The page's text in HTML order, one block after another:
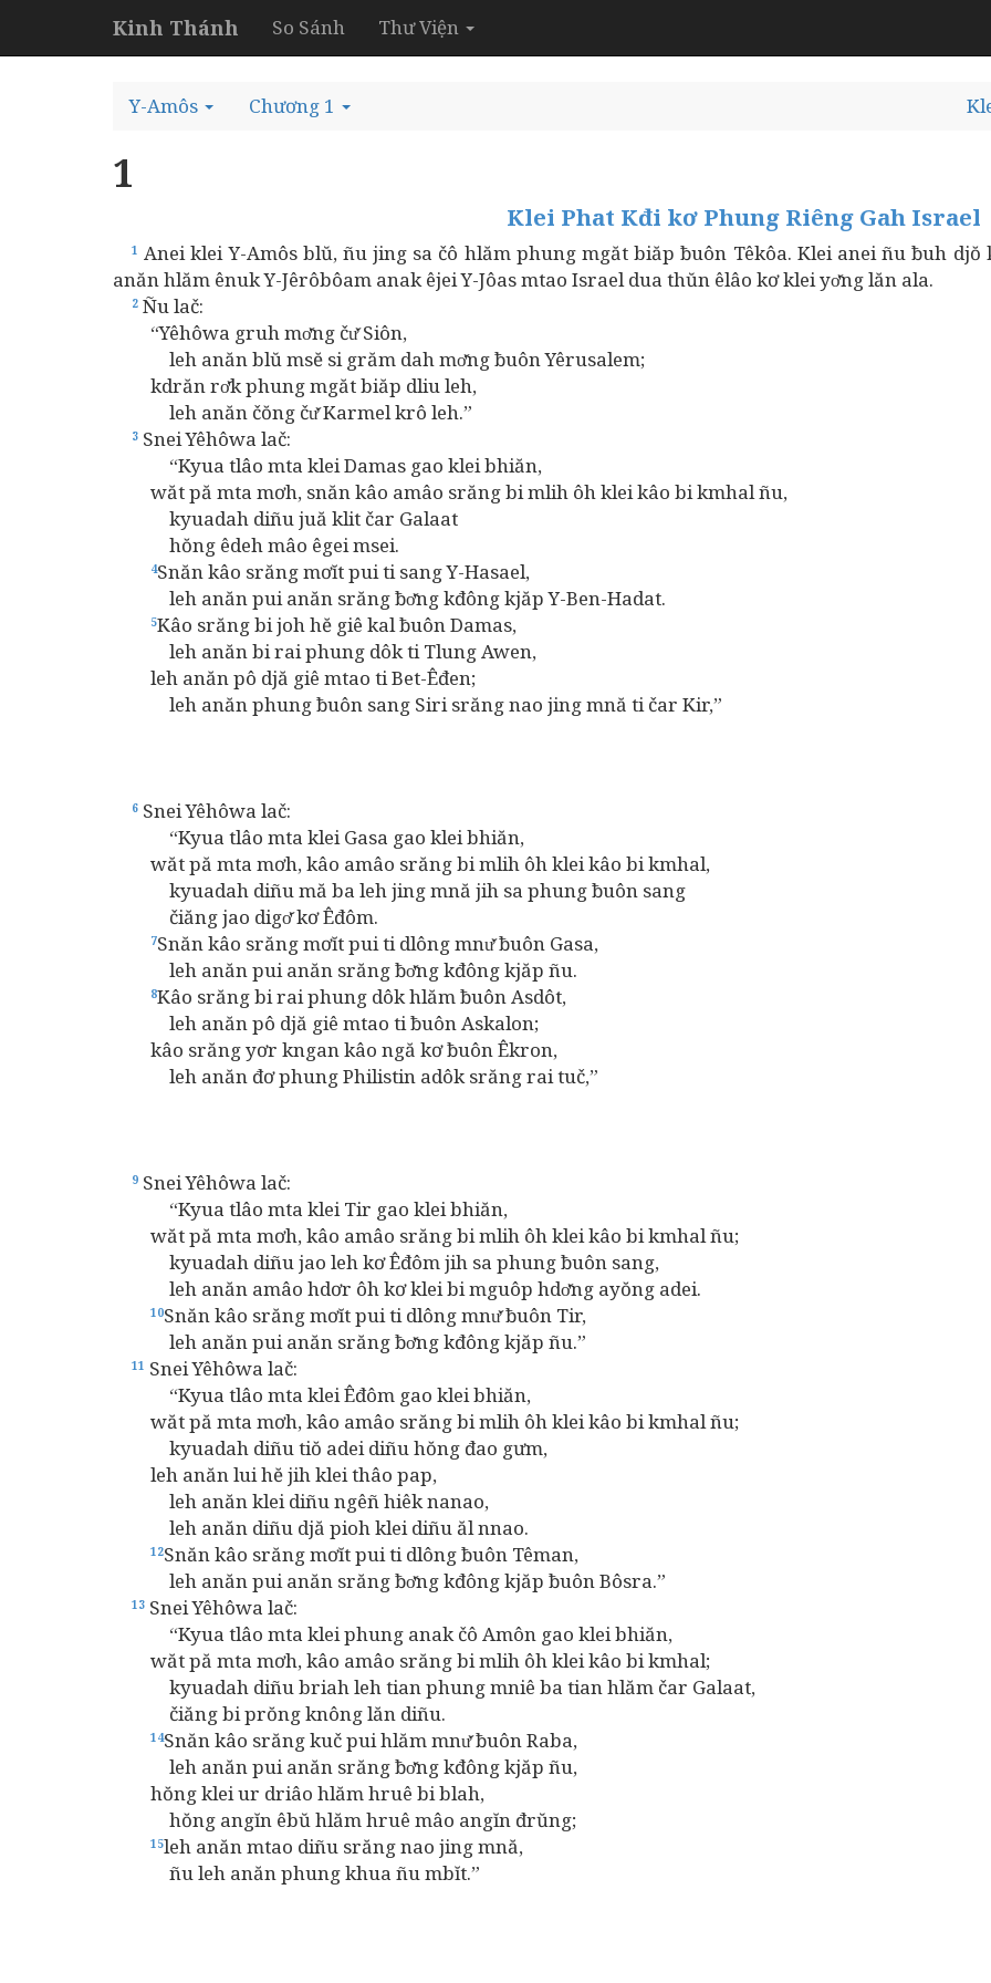
Kinh Thánh So Sánh Thư Viện
Y-Amôs Chương 1
1
Klei Phat Kđi kơ Phung Riêng Gah Israel
1 Anei klei Y-Amôs blŭ, ñu jing sa čô hlăm phung mgăt biăp ƀuôn Têkôa. Klei anei ñu ƀuh
anăn hlăm ênuk Y-Jêrôbôam anak êjei Y-Jôas mtao Israel dua thŭn êlâo kơ klei yơ̆ng lăn ala.
2 Ñu lač:
“Yêhôwa gruh mơ̆ng čư̆ Siôn,
leh anăn blŭ msĕ si grăm dah mơ̆ng ƀuôn Yêrusalem;
kdrăn rơ̆k phung mgăt biăp dliu leh,
leh anăn čŏng čư̆ Karmel krô leh.”
3 Snei Yêhôwa lač:
“Kyua tlâo mta klei Damas gao klei bhiăn,
wăt pă mta mơh, snăn kâo amâo srăng bi mlih ôh klei kâo bi kmhal ñu,
kyuadah diñu juă klit čar Galaat
hŏng êdeh mâo êgei msei.
4Snăn kâo srăng mơĭt pui ti sang Y-Hasael,
leh anăn pui anăn srăng ƀơ̆ng kđông kjăp Y-Ben-Hadat.
5Kâo srăng bi joh hĕ giê kal ƀuôn Damas,
leh anăn bi rai phung dôk ti Tlung Awen,
leh anăn pô djă giê mtao ti Bet-Êđen;
leh anăn phung ƀuôn sang Siri srăng nao jing mnă ti čar Kir,”
6 Snei Yêhôwa lač:
“Kyua tlâo mta klei Gasa gao klei bhiăn,
wăt pă mta mơh, kâo amâo srăng bi mlih ôh klei kâo bi kmhal,
kyuadah diñu mă ba leh jing mnă jih sa phung ƀuôn sang
čiăng jao digơ̆ kơ Êđôm.
7Snăn kâo srăng mơĭt pui ti dlông mnư̆ ƀuôn Gasa,
leh anăn pui anăn srăng ƀơ̆ng kđông kjăp ñu.
8Kâo srăng bi rai phung dôk hlăm ƀuôn Asdôt,
leh anăn pô djă giê mtao ti ƀuôn Askalon;
kâo srăng yơr kngan kâo ngă kơ ƀuôn Êkron,
leh anăn đơ phung Philistin adôk srăng rai tuč,”
9 Snei Yêhôwa lač:
“Kyua tlâo mta klei Tir gao klei bhiăn,
wăt pă mta mơh, kâo amâo srăng bi mlih ôh klei kâo bi kmhal ñu;
kyuadah diñu jao leh kơ Êđôm jih sa phung ƀuôn sang,
leh anăn amâo hdơr ôh kơ klei bi mguôp hdơ̆ng ayŏng adei.
10Snăn kâo srăng mơĭt pui ti dlông mnư̆ ƀuôn Tir,
leh anăn pui anăn srăng ƀơ̆ng kđông kjăp ñu.”
11 Snei Yêhôwa lač:
“Kyua tlâo mta klei Êđôm gao klei bhiăn,
wăt pă mta mơh, kâo amâo srăng bi mlih ôh klei kâo bi kmhal ñu;
kyuadah diñu tiŏ adei diñu hŏng đao gưm,
leh anăn lui hĕ jih klei thâo pap,
leh anăn klei diñu ngêñ hiêk nanao,
leh anăn diñu djă pioh klei diñu ăl nnao.
12Snăn kâo srăng mơĭt pui ti dlông ƀuôn Têman,
leh anăn pui anăn srăng ƀơ̆ng kđông kjăp ƀuôn Bôsra.”
13 Snei Yêhôwa lač:
“Kyua tlâo mta klei phung anak čô Amôn gao klei bhiăn,
wăt pă mta mơh, kâo amâo srăng bi mlih ôh klei kâo bi kmhal;
kyuadah diñu briah leh tian phung mniê ba tian hlăm čar Galaat,
čiăng bi prŏng knông lăn diñu.
14Snăn kâo srăng kuč pui hlăm mnư̆ ƀuôn Raba,
leh anăn pui anăn srăng ƀơ̆ng kđông kjăp ñu,
hŏng klei ur driâo hlăm hruê bi blah,
hŏng angĭn êbŭ hlăm hruê mâo angĭn đrŭng;
15leh anăn mtao diñu srăng nao jing mnă,
ñu leh anăn phung khua ñu mbĭt.”